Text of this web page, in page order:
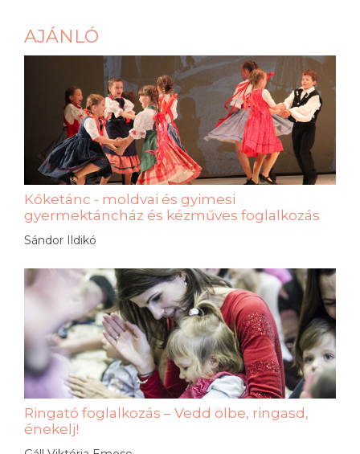
AJÁNLÓ
Kőketánc - moldvai és gyimesi
gyermektáncház és kézműves foglalkozás
Sándor Ildikó
Ringató foglalkozás – Vedd ölbe, ringasd,
énekelj!